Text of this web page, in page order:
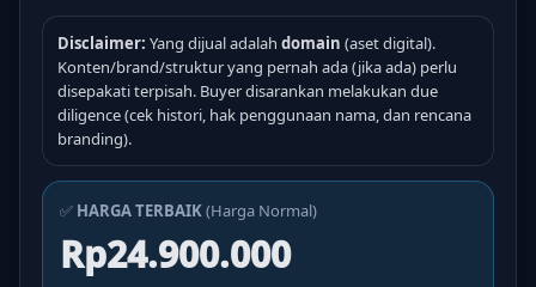
Disclaimer: Yang dijual adalah domain (aset digital).
Konten/brand/struktur yang pernah ada (jika ada) perlu
disepakati terpisah. Buyer disarankan melakukan due
diligence (cek histori, hak penggunaan nama, dan rencana
branding).
✅ HARGA TERBAIK(Harga Normal)
Rp24.900.000